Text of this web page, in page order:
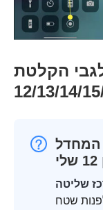
לגבי הקלטת
המחדל
שליטה
שטח